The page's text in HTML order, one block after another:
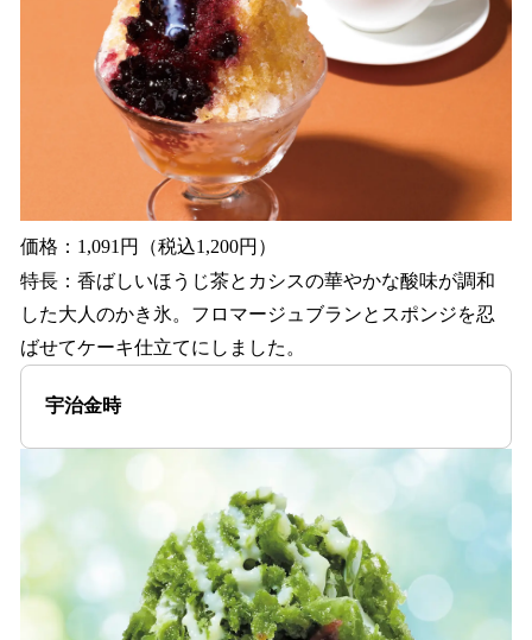
価格：1,091円（税込1,200円）
特長：香ばしいほうじ茶とカシスの華やかな酸味が調和
した大人のかき氷。フロマージュブランとスポンジを忍
ばせてケーキ仕立てにしました。
宇治金時